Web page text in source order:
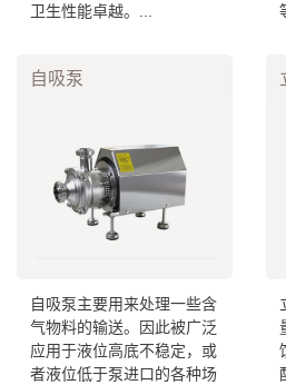
卫生性能卓越。...
自吸泵
自吸泵主要用来处理一些含
气物料的输送。因此被广泛
应用于液位高底不稳定，或
者液位低于泵进口的各种场